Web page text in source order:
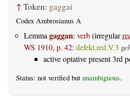
↑ Token: gaggai
Codex Ambrosianus A
Lemmagaggan: verb(irregular
WS 1910, p. 42: defekt.red.V.3
active optative present 3rd
Status: not verified but unambiguous.